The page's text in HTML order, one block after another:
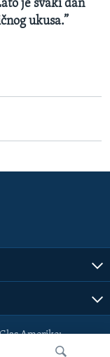
je svaki dan
ukusa.”
Amerike: